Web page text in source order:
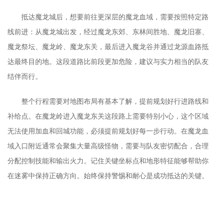
抵达魔龙城后，想要前往更深层的魔龙血域，需要按照特定路
线前进：从魔龙城出发，经过魔龙东郊、东林间胜地、魔龙旧寨、
魔龙祭坛、魔龙岭、魔龙东关，最后进入魔龙谷并通过龙源血路抵
达最终目的地。这段道路比前段更加危险，建议与实力相当的队友
结伴而行。
整个行程需要对地图布局有基本了解，提前规划好行进路线和
补给点。在魔龙岭进入魔龙东关这段路上需要特别小心，这个区域
无法使用加血和回城功能，必须提前规划好每一步行动。在魔龙血
域入口附近通常会聚集大量高级怪物，需要与队友密切配合，合理
分配控制技能和输出火力。记住关键坐标点和地形特征能够帮助你
在迷雾中保持正确方向。始终保持警惕和耐心是成功抵达的关键。